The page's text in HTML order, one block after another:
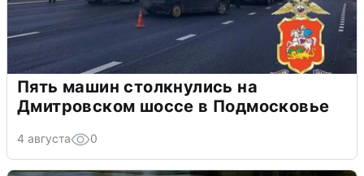
Пять машин столкнулись на
Дмитровском шоссе в Подмосковье
4 августа 0